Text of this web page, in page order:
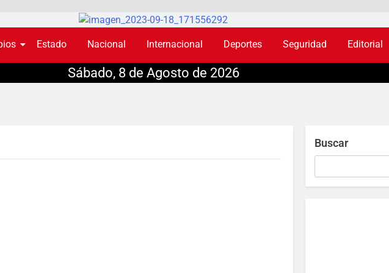
Estado Nacional Internacional Deportes Seguridad Editorial
Sábado, 8 de Agosto de 2026
Buscar